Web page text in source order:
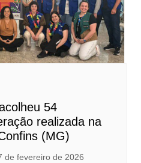
54
realizada na
(MG)
de fevereiro de 2026